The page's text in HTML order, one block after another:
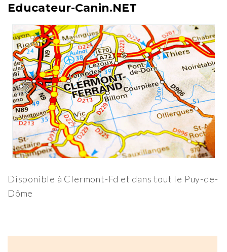
Educateur-Canin.NET
Disponible à Clermont-Fd et dans tout le Puy-de-
Dôme